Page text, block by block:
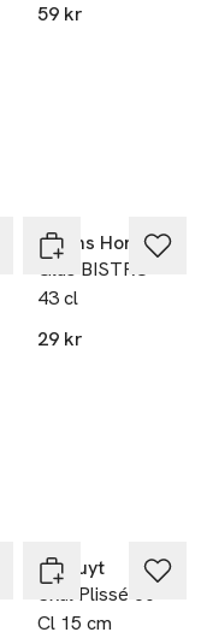
59 kr
Åhléns Home
Glas BISTRO
43 cl
29 kr
Pillivuyt
Skål Plissé 60
Cl 15 cm